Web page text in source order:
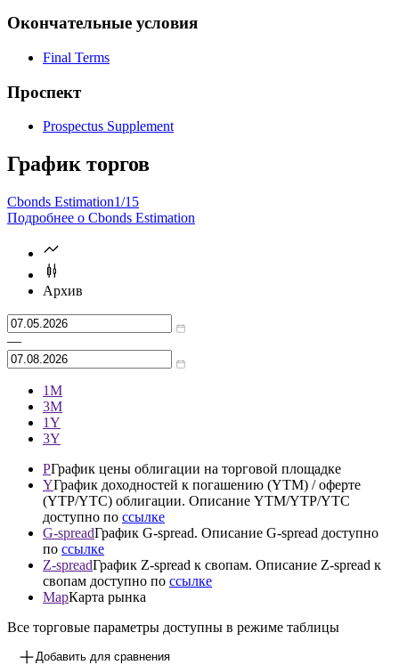
Окончательные условия
Final Terms
Проспект
Prospectus Supplement
График торгов
Cbonds Estimation1/15
Подробнее о Cbonds Estimation
Архив
—
1М
3М
1Y
3Y
PГрафик цены облигации на торговой площадке
YГрафик доходностей к погашению (YTM) / оферте
(YTP/YTC) облигации. Описание YTM/YTP/YTC
доступно по ссылке
G-spreadГрафик G-spread. Описание G-spread доступно
по ссылке
Z-spreadГрафик Z-spread к свопам. Описание Z-spread к
свопам доступно по ссылке
MapКарта рынка
Все торговые параметры доступны в режиме таблицы
Добавить для сравнения